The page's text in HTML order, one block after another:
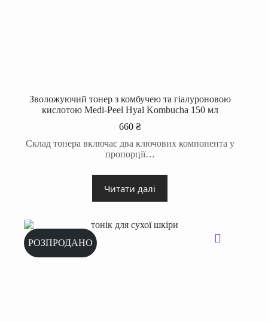
Зволожуючий тонер з комбучею та гіалуроновою
кислотою Medi-Peel Hyal Kombucha 150 мл
660 ₴
Склад тонера включає два ключових компонента у
пропорції…
Читати далі
РОЗПРОДАНО